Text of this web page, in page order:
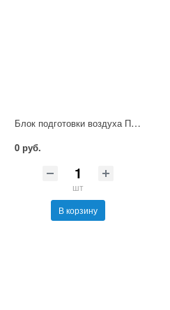
Блок подготовки воздуха П-ФРКВ1-Р-16
0 руб.
шт
В корзину